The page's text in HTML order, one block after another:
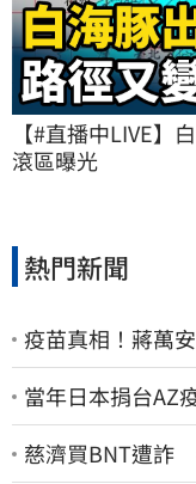
【#直播中LIVE】
滾區曝光
熱門新聞
疫苗真相！蔣萬
當年日本捐台AZ
慈濟買BNT遭詐